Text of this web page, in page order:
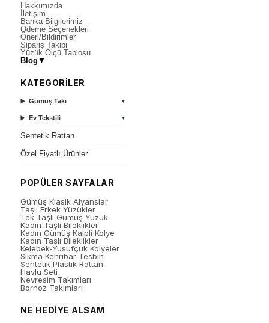
Hakkımızda
İletişim
Banka Bilgilerimiz
Ödeme Seçenekleri
Öneri/Bildirimler
Sipariş Takibi
Yüzük Ölçü Tablosu
Blog ▼
KATEGORİLER
Gümüş Takı ▼
Ev Tekstili ▼
Sentetik Rattan
Özel Fiyatlı Ürünler
POPÜLER SAYFALAR
Gümüş Klasik Alyanslar
Taşlı Erkek Yüzükler
Tek Taşlı Gümüş Yüzük
Kadın Taşlı Bileklikler
Kadın Gümüş Kalpli Kolye
Kadın Taşlı Bileklikler
Kelebek-Yusufçuk Kolyeler
Sıkma Kehribar Tesbih
Sentetik Plastik Rattan
Havlu Seti
Nevresim Takımları
Bornoz Takımları
NE HEDİYE ALSAM